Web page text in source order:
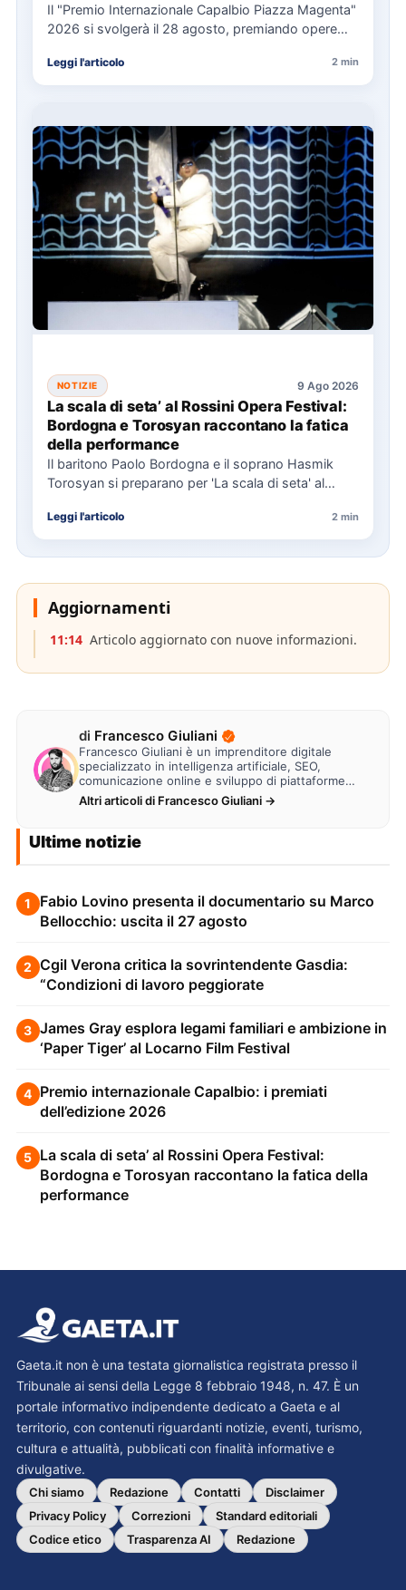
Il "Premio Internazionale Capalbio Piazza Magenta"
2026 si svolgerà il 28 agosto, premiando opere
Leggi l'articolo 2 min
NOTIZIE 9 Ago 2026
La scala di seta’ al Rossini Opera Festival:
Bordogna e Torosyan raccontano la fatica
della performance
Il baritono Paolo Bordogna e il soprano Hasmik
Torosyan si preparano per 'La scala di seta' al
Leggi l'articolo 2 min
Aggiornamenti
11:14 Articolo aggiornato con nuove informazioni.
di Francesco Giuliani
Francesco Giuliani è un imprenditore digitale
specializzato in intelligenza artificiale, SEO,
comunicazione online e sviluppo di piattaforme
web. Lavora alla creazione di…
Altri articoli di Francesco Giuliani →
Ultime notizie
1
Fabio Lovino presenta il documentario su Marco
Bellocchio: uscita il 27 agosto
2 Cgil Verona critica la sovrintendente Gasdia:
“Condizioni di lavoro peggiorate
3 James Gray esplora legami familiari e ambizione in
‘Paper Tiger’ al Locarno Film Festival
4 Premio internazionale Capalbio: i premiati
dell’edizione 2026
5 La scala di seta’ al Rossini Opera Festival:
Bordogna e Torosyan raccontano la fatica della
performance
Gaeta.it non è una testata giornalistica registrata presso il
Tribunale ai sensi della Legge 8 febbraio 1948, n. 47. È un
portale informativo indipendente dedicato a Gaeta e al
territorio, con contenuti riguardanti notizie, eventi, turismo,
cultura e attualità, pubblicati con finalità informative e
divulgative.
Chi siamo Redazione Contatti
Disclaimer
Privacy Policy
Correzioni
Standard editoriali
Codice etico
Trasparenza AI Redazione